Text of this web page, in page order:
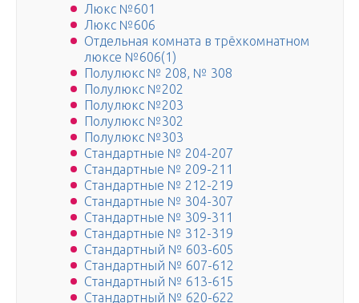
Люкс №601
Люкс №606
Отдельная комната в трёхкомнатном
люксе №606(1)
Полулюкс № 208, № 308
Полулюкс №202
Полулюкс №203
Полулюкс №302
Полулюкс №303
Стандартные № 204-207
Стандартные № 209-211
Стандартные № 212-219
Стандартные № 304-307
Стандартные № 309-311
Стандартные № 312-319
Стандартный № 603-605
Стандартный № 607-612
Стандартный № 613-615
Стандартный № 620-622